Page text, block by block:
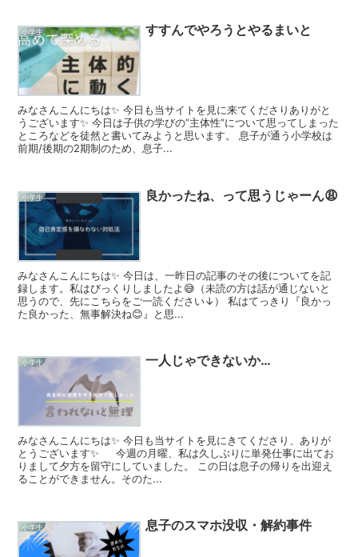
小学生 すすんでやろうとやるまいと
みなさんこんにちは✨ 今日も当サイトを見に来てくださりありがと
うございます✨ 今日は子供の学びの”主体性”について思ってしまった
ところなどを徒然と書いてみようと思います。 息子が通う小学校は
前期/後期の2期制のため、息子...
小学生 良かったね、って思うじゃーん😩
みなさんこんにちは✨ 今日は、一昨日の記事のその後についてを記
録します。私はびっくりしましたよ😅（未読の方は話が通じないと
思うので、先にこちらをご一読ください↓） 私はてっきり『良かっ
た良かった、無事解決ね😊』と思...
小学生 一人じゃできないか…
みなさんこんにちは✨ 今日も当サイトを見にきてくださり、ありが
とうございます✨ 今週の月曜、私は久しぶりに単発仕事に出てお
りまして夕方を留守にしていました。 この日は息子の帰りを出迎え
ることができません。そのた...
小学生 息子のスマホ没収・解約事件